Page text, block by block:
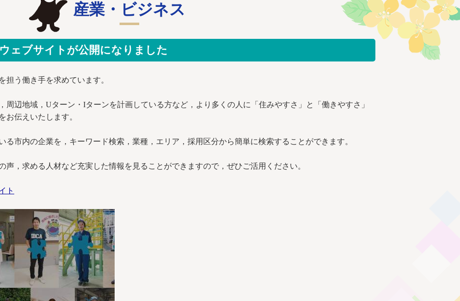
産業・ビジネス
ェブサイトが公開になりました
担う働き手を求めています。
周辺地域，Uターン・Iターンを計画している方など，より多くの人に「住みやすさ」と「働きやすさ」
お伝えいたします。
る市内の企業を，キーワード検索，業種，エリア，採用区分から簡単に検索することができます。
声，求める人材など充実した情報を見ることができますので，ぜひご活用ください。
ト